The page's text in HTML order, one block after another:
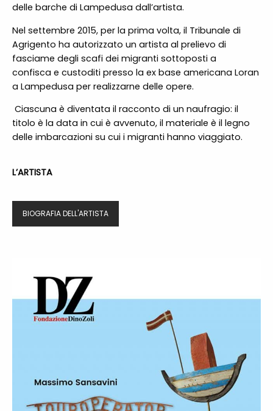
delle barche di Lampedusa dall’artista.
Nel settembre 2015, per la prima volta, il Tribunale di
Agrigento ha autorizzato un artista al prelievo di
fasciame degli scafi dei migranti sottoposti a
confisca e custoditi presso la ex base americana Loran
a Lampedusa per realizzarne delle opere.
Ciascuna è diventata il racconto di un naufragio: il
titolo è la data in cui è avvenuto, il materiale è il legno
delle imbarcazioni su cui i migranti hanno viaggiato.
L’ARTISTA
BIOGRAFIA DELL'ARTISTA